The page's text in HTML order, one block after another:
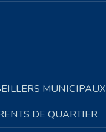
MUNICIPAUX
DE QUARTIER